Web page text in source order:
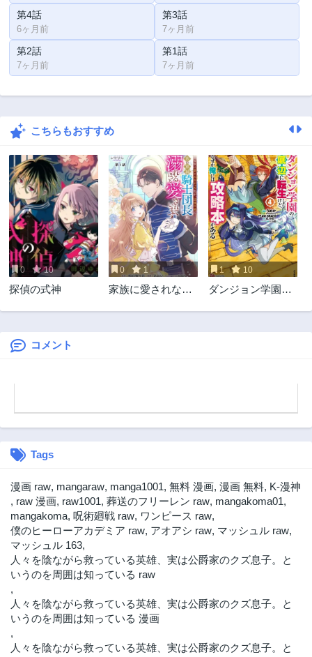
第4話
6ヶ月前
第3話
7ヶ月前
第2話
7ヶ月前
第1話
7ヶ月前
こちらもおすすめ
0 10
探偵の式神
0 1
家族に愛されなか
団長に溺れるほど
1 10
ダンジョン学園の
攻略本がある
コメント
Tags
漫画 raw, mangaraw, manga1001, 無料 漫画, 漫画 無料, K-漫神
, raw 漫画, raw1001, 葬送のフリーレン raw, mangakoma01,
mangakoma, 呪術廻戦 raw, ワンピース raw,
僕のヒーローアカデミア raw, アオアシ raw, マッシュル raw,
マッシュル 163,
人々を陰ながら救っている英雄、実は公爵家のクズ息子。と
いうのを周囲は知っている raw
,
人々を陰ながら救っている英雄、実は公爵家のクズ息子。と
いうのを周囲は知っている 漫画
,
人々を陰ながら救っている英雄、実は公爵家のクズ息子。と